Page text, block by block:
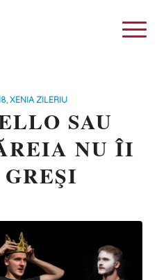
,XENIA ZILERIU
SAU
NU ÎI